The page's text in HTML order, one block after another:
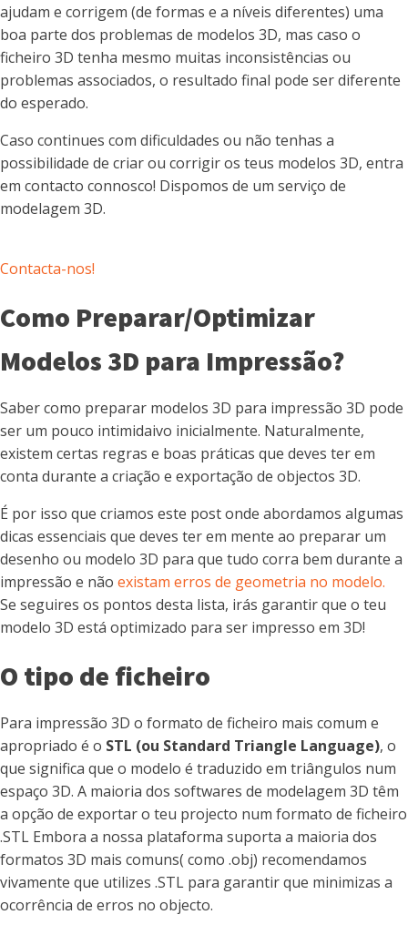
ajudam e corrigem (de formas e a níveis diferentes) uma
boa parte dos problemas de modelos 3D, mas caso o
ficheiro 3D tenha mesmo muitas inconsistências ou
problemas associados, o resultado final pode ser diferente
do esperado.
Caso continues com dificuldades ou não tenhas a
possibilidade de criar ou corrigir os teus modelos 3D, entra
em contacto connosco! Dispomos de um serviço de
modelagem 3D.
Contacta-nos!
Como Preparar/Optimizar
Modelos 3D para Impressão?
Saber como preparar modelos 3D para impressão 3D pode
ser um pouco intimidaivo inicialmente. Naturalmente,
existem certas regras e boas práticas que deves ter em
conta durante a criação e exportação de objectos 3D.
É por isso que criamos este post onde abordamos algumas
dicas essenciais que deves ter em mente ao preparar um
desenho ou modelo 3D para que tudo corra bem durante a
impressão e não existam erros de geometria no modelo.
Se seguires os pontos desta lista, irás garantir que o teu
modelo 3D está optimizado para ser impresso em 3D!
O tipo de ficheiro
Para impressão 3D o formato de ficheiro mais comum e
apropriado é o STL (ou Standard Triangle Language), o
que significa que o modelo é traduzido em triângulos num
espaço 3D. A maioria dos softwares de modelagem 3D têm
a opção de exportar o teu projecto num formato de ficheiro
.STL Embora a nossa plataforma suporta a maioria dos
formatos 3D mais comuns( como .obj) recomendamos
vivamente que utilizes .STL para garantir que minimizas a
ocorrência de erros no objecto.